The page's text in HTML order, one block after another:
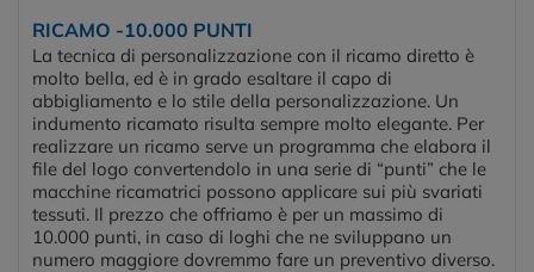
RICAMO -10.000 PUNTI
La tecnica di personalizzazione con il ricamo diretto è
molto bella, ed è in grado esaltare il capo di
abbigliamento e lo stile della personalizzazione. Un
indumento ricamato risulta sempre molto elegante. Per
realizzare un ricamo serve un programma che elabora il
file del logo convertendolo in una serie di “punti” che le
macchine ricamatrici possono applicare sui più svariati
tessuti. Il prezzo che offriamo è per un massimo di
10.000 punti, in caso di loghi che ne sviluppano un
numero maggiore dovremmo fare un preventivo diverso.